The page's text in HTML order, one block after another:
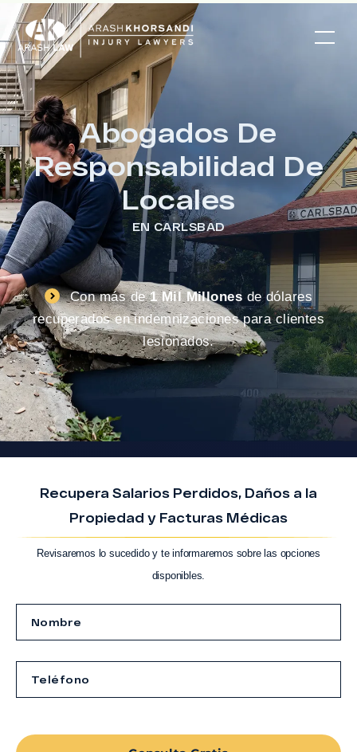
Abogados De
Responsabilidad De
Locales
EN CARLSBAD
Con más de1 Mil Millones de dólares
recuperados en indemnizaciones para clientes
lesionados.
Recupera Salarios Perdidos, Daños a la
Propiedad y Facturas Médicas
Revisaremos lo sucedido y te informaremos sobre las opciones
disponibles.